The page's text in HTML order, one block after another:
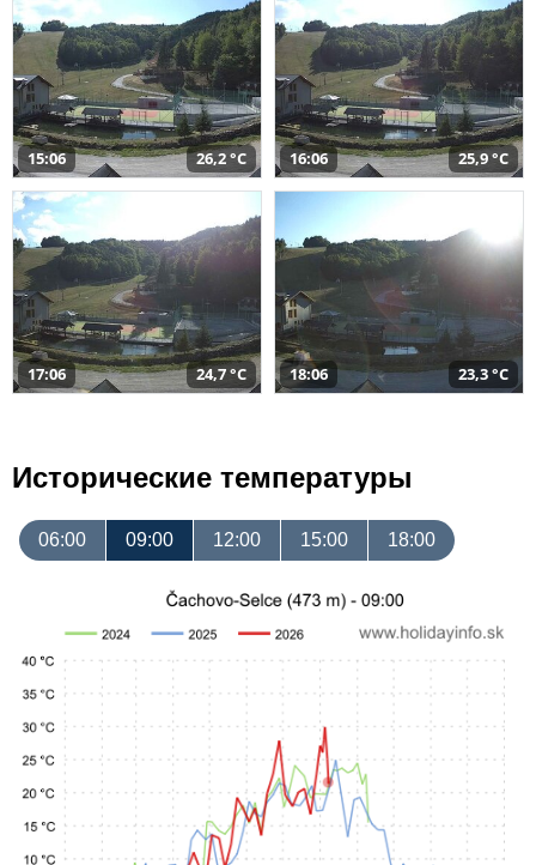
15:06 26,2 °C 16:06 25,9 °C
17:06 24,7 °C 18:06 23,3 °C
Исторические температуры
06:00 09:00 12:00 15:00 18:00